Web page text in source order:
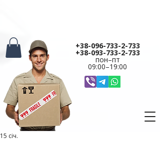
+38-096-733-2-733
+38-093-733-2-733
пон–пт
09:00–19:00
15 січ.